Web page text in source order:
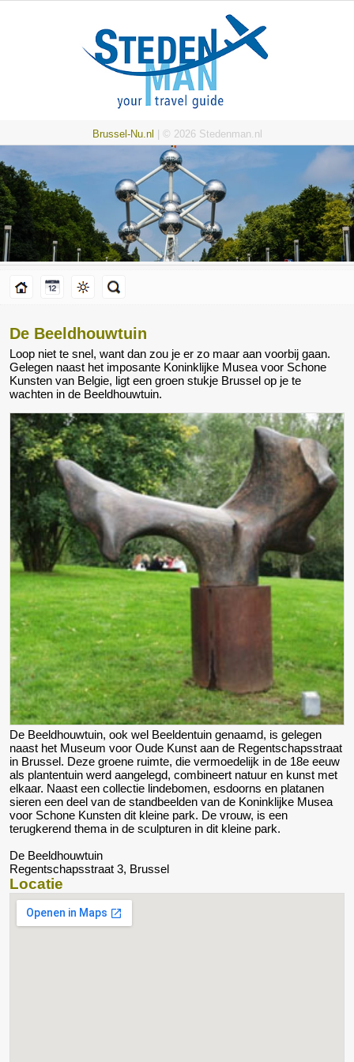
Brussel-Nu.nl | © 2026 Stedenman.nl
De Beeldhouwtuin
Loop niet te snel, want dan zou je er zo maar aan voorbij gaan.
Gelegen naast het imposante Koninklijke Musea voor Schone
Kunsten van Belgie, ligt een groen stukje Brussel op je te
wachten in de Beeldhouwtuin.
De Beeldhouwtuin, ook wel Beeldentuin genaamd, is gelegen
naast het Museum voor Oude Kunst aan de Regentschapsstraat
in Brussel. Deze groene ruimte, die vermoedelijk in de 18e eeuw
als plantentuin werd aangelegd, combineert natuur en kunst met
elkaar. Naast een collectie lindebomen, esdoorns en platanen
sieren een deel van de standbeelden van de Koninklijke Musea
voor Schone Kunsten dit kleine park. De vrouw, is een
terugkerend thema in de sculpturen in dit kleine park.
De Beeldhouwtuin
Regentschapsstraat 3, Brussel
Locatie